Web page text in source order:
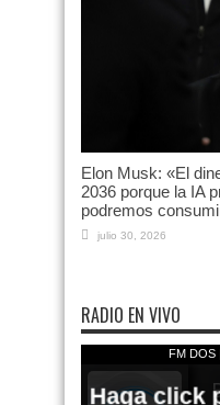
Elon Musk: «El
2036 porque la IA
podremos
julio 30, 2026
RADIO EN VIVO